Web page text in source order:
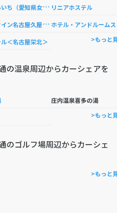
ウ
ィルあいち（愛知県女性総合センター）情報ライブラリー リニアホステル
く
れたけイン名古屋久屋大通
＜名古屋栄北＞ >もっと
の温泉周辺からカーシェアを
庄内温泉喜多の湯
>もっと
のゴルフ場周辺からカーシェ
>もっと